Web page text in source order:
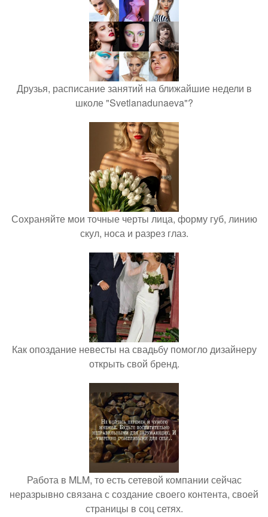
Друзья, расписание занятий на ближайшие недели в
школе "Svetlanadunaeva"?
Сохраняйте мои точные черты лица, форму губ, линию
скул, носа и разрез глаз.
Как опоздание невесты на свадьбу помогло дизайнеру
открыть свой бренд.
Работа в MLM, то есть сетевой компании сейчас
неразрывно связана с создание своего контента, своей
страницы в соц сетях.